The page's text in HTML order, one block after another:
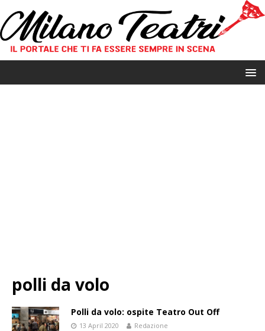
polli da volo
Polli da volo: ospite Teatro Out Off
13 April 2020 Redazione